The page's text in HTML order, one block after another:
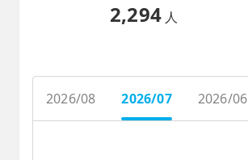
2,294 人
2026/08 2026/07 2026/06